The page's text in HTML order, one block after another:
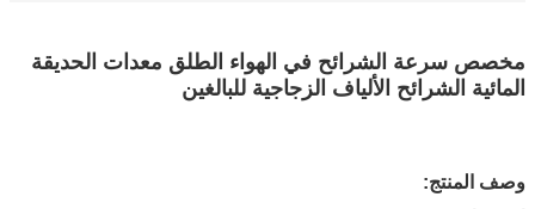
مخصص سرعة الشرائح في الهواء الطلق معدات الحديقة
المائية الشرائح الألياف الزجاجية للبالغين
وصف المنتج: